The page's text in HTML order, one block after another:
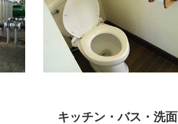
キッチン・バス・洗面